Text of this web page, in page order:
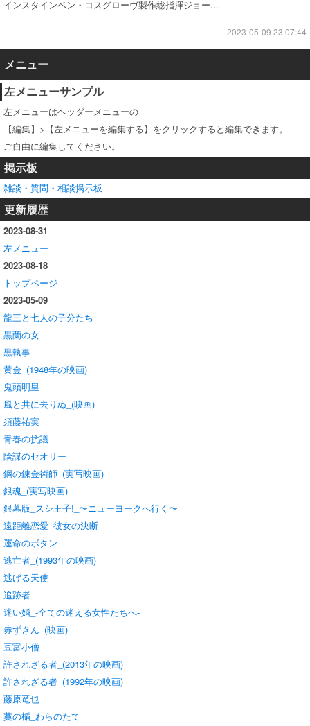
インスタインベン・コスグローヴ製作総指揮ジョー...
2023-05-09 23:07:44
メニュー
左メニューサンプル
左メニューはヘッダーメニューの
【編集】>【左メニューを編集する】をクリックすると編集できます。
ご自由に編集してください。
掲示板
雑談・質問・相談掲示板
更新履歴
2023-08-31
左メニュー
2023-08-18
トップページ
2023-05-09
龍三と七人の子分たち
黒蘭の女
黒執事
黄金_(1948年の映画)
鬼頭明里
風と共に去りぬ_(映画)
須藤祐実
青春の抗議
陰謀のセオリー
鋼の錬金術師_(実写映画)
銀魂_(実写映画)
銀幕版_スシ王子!_〜ニューヨークへ行く〜
遠距離恋愛_彼女の決断
運命のボタン
逃亡者_(1993年の映画)
逃げる天使
追跡者
迷い婚_-全ての迷える女性たちへ-
赤ずきん_(映画)
豆富小僧
許されざる者_(2013年の映画)
許されざる者_(1992年の映画)
藤原竜也
藁の楯_わらのたて